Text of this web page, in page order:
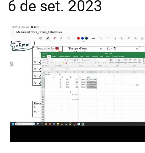
6 de set. 2023